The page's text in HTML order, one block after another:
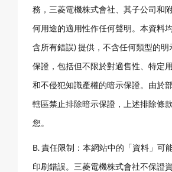
務，三菱電機株式會社、其子公司和
何用途的適用性作任何聲明。本資料
含所有錯誤) 提供，不含任何類型的
保證，包括但不限於對適售性、特定
和不侵犯知識產權的暗示保證。由於
轄區禁止排除暗示保證，上述排除條
您。
B. 責任限制：本網站中的「資料」可
印刷錯誤。三菱電機株式會社不保證